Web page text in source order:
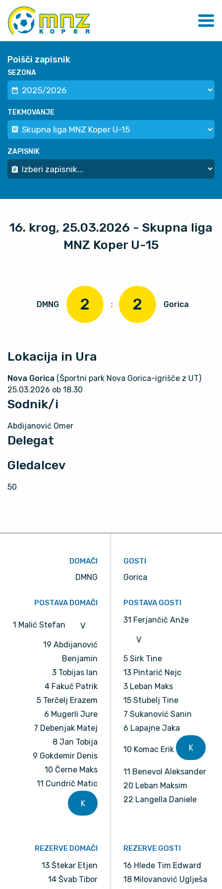
Poišči zapisnik
SEZONA
TEKMOVANJE
ZAPISNIK
16. krog, 25.03.2026 - Skupna liga
MNZ Koper U-15
DMNG 2 : 2 Gorica
Lokacija in Ura
Nova Gorica (Športni park Nova Gorica-igrišče z UT)
25.03.2026 ob 18.30
Sodnik/i
Abdijanović Omer
Delegat
Gledalcev
50
DOMAČI
DMNG
GOSTI
Gorica
POSTAVA DOMAČI
1 Malić Stefan V
19 Abdijanović
Benjamin
3 Tobijas Ian
4 Fakuč Patrik
5 Terčelj Erazem
6 Mugerli Jure
7 Debenjak Matej
8 Jan Tobija
9 Gokdemir Denis
10 Černe Maks
11 Cundrič Matic
K
POSTAVA GOSTI
31 Ferjančič Anže
V
5 Sirk Tine
13 Pintarić Nejc
3 Leban Maks
15 Stubelj Tine
7 Sukanović Sanin
6 Lapajne Jaka
10 Komac Erik K
11 Benevol Aleksander
20 Leban Maksim
22 Langella Daniele
REZERVE DOMAČI
13 Štekar Etjen
14 Švab Tibor
REZERVE GOSTI
16 Hlede Tim Edward
18 Milovanović Uglješa